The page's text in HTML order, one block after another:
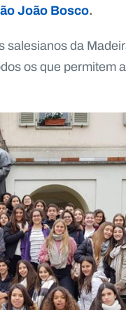
João Bosco.
salesianos da
os que permitem